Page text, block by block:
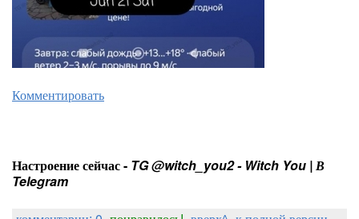
Комментировать
Настроение сейчас - TG @witch_you2 - Witch You | В
Telegram